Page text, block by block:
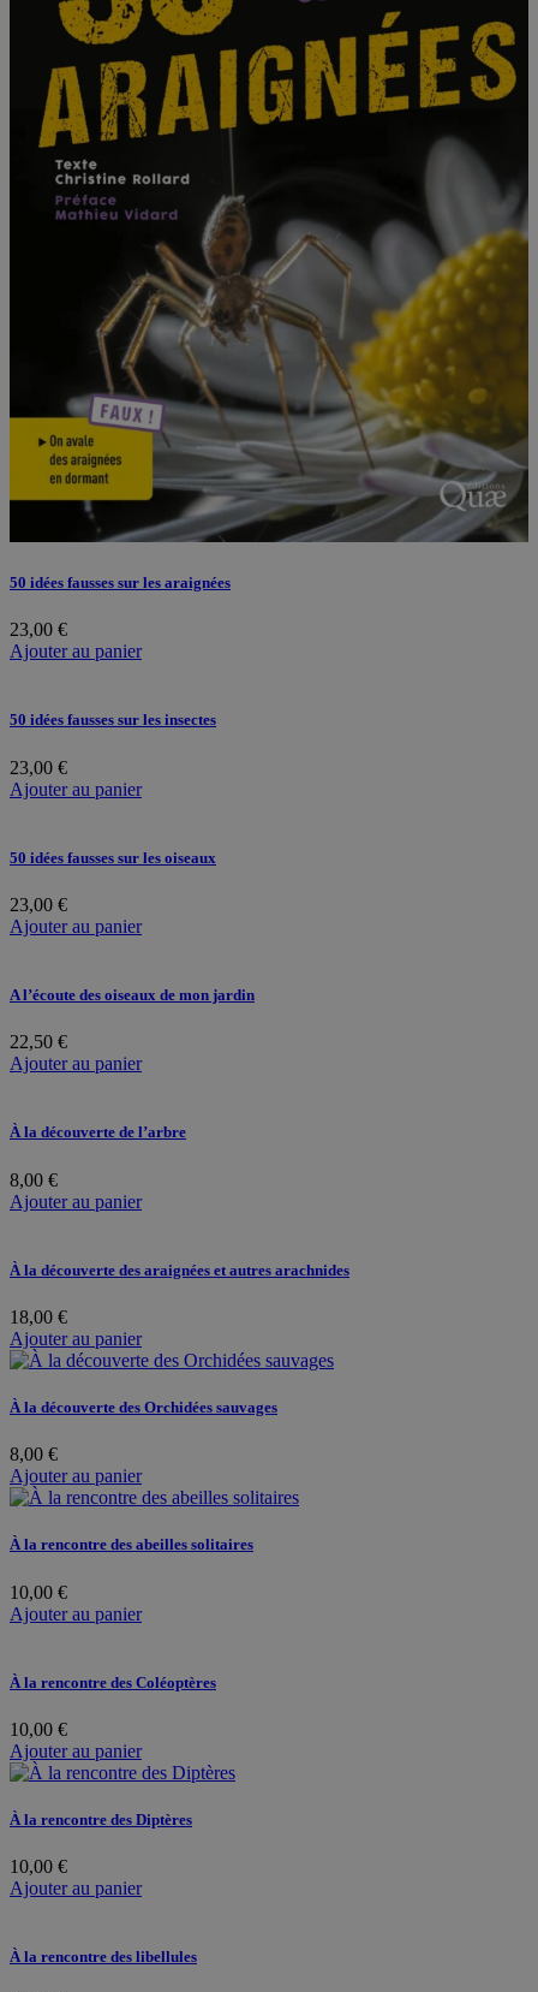
50 idées fausses sur les araignées
23,00 €
Ajouter au panier
50 idées fausses sur les insectes
23,00 €
Ajouter au panier
50 idées fausses sur les oiseaux
23,00 €
Ajouter au panier
A l’écoute des oiseaux de mon jardin
22,50 €
Ajouter au panier
À la découverte de l’arbre
8,00 €
Ajouter au panier
À la découverte des araignées et autres arachnides
18,00 €
Ajouter au panier
À la découverte des Orchidées sauvages
8,00 €
Ajouter au panier
À la rencontre des abeilles solitaires
10,00 €
Ajouter au panier
À la rencontre des Coléoptères
10,00 €
Ajouter au panier
À la rencontre des Diptères
10,00 €
Ajouter au panier
À la rencontre des libellules